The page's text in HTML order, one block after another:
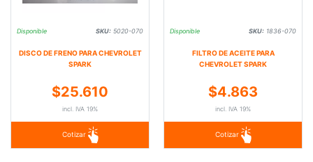
Disponible SKU: 5020-070
DISCO DE FRENO PARA CHEVROLET
SPARK
$25.610
incl. IVA 19%
Cotizar
Disponible SKU: 1836-070
FILTRO DE ACEITE PARA
CHEVROLET SPARK
$4.863
incl. IVA 19%
Cotizar